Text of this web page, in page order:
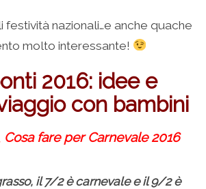
festività nazionali…e anche quache
molto interessante!
2016: idee e
con bambini
Cosa fare per Carnevale 2016
il 7/2 è carnevale e il 9/2 è